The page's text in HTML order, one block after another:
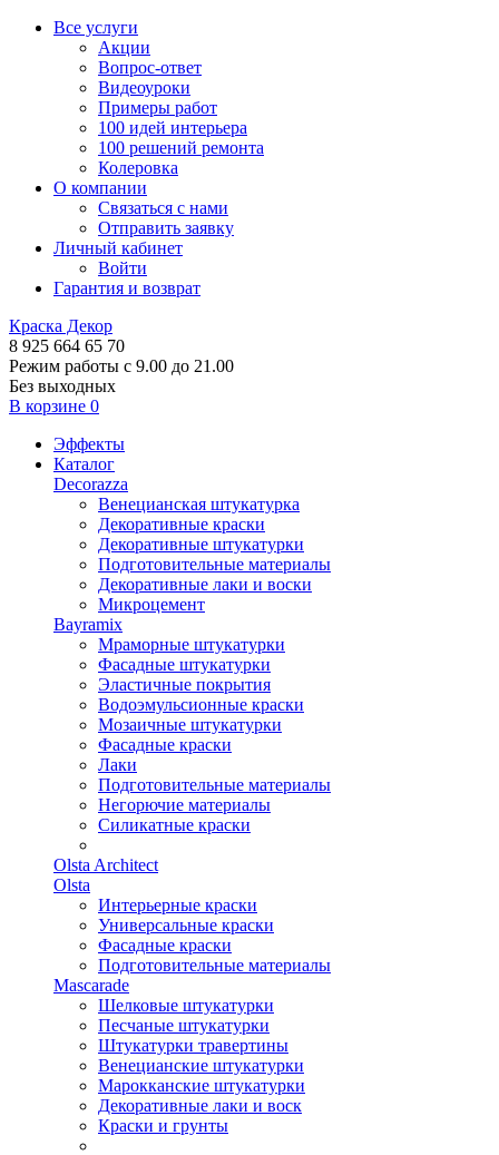
Все услуги
Акции
Вопрос-ответ
Видеоуроки
Примеры работ
100 идей интерьера
100 решений ремонта
Колеровка
О компании
Связаться с нами
Отправить заявку
Личный кабинет
Войти
Гарантия и возврат
Краска Декор
8 925 664 65 70
Режим работы с 9.00 до 21.00
Без выходных
В корзине 0
Эффекты
Каталог
Decorazza
Венецианская штукатурка
Декоративные краски
Декоративные штукатурки
Подготовительные материалы
Декоративные лаки и воски
Микроцемент
Bayramix
Мраморные штукатурки
Фасадные штукатурки
Эластичные покрытия
Водоэмульсионные краски
Мозаичные штукатурки
Фасадные краски
Лаки
Подготовительные материалы
Негорючие материалы
Силикатные краски
Olsta Architect
Olsta
Интерьерные краски
Универсальные краски
Фасадные краски
Подготовительные материалы
Mascarade
Шелковые штукатурки
Песчаные штукатурки
Штукатурки травертины
Венецианские штукатурки
Марокканские штукатурки
Декоративные лаки и воск
Краски и грунты